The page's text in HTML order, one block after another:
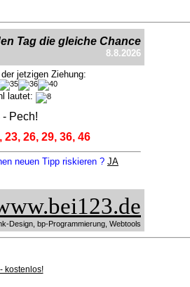
Tag die gleiche Chance
8.8.2026
jetzigen Ziehung:
lautet:
- Pech!
23, 26, 29, 36, 46
neuen Tipp riskieren ? JA
Design, bp-Programmierung, Webtools
kostenlos!